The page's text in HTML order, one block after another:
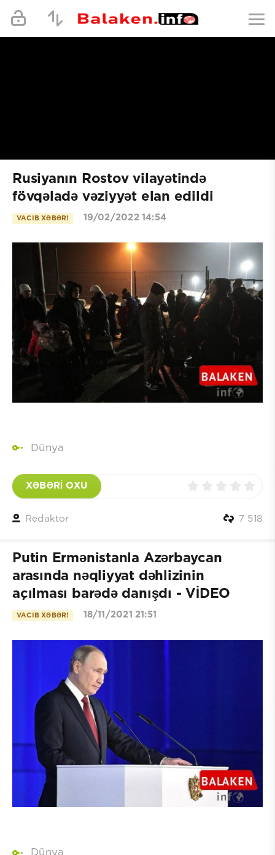
Rusiyanın Rostov vilayətində
fövqəladə vəziyyət elan edildi
VACIB XƏBƏR! 19/02/2022 14:54
Dünya
XƏBƏRİ OXU
Redaktor 7 518
Putin Ermənistanla Azərbaycan
arasında nəqliyyat dəhlizinin
açılması barədə danışdı - VİDEO
VACIB XƏBƏR! 18/11/2021 21:51
Dünya